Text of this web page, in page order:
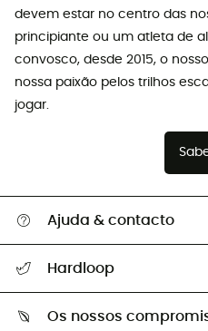
devem estar no centro das
principiante ou um atleta de
convosco, desde 2015, o
nossa paixão pelos trilhos
jogar.
Ajuda & contacto
Devoluções e reembolsos
Guia de tamanhos
Hardloop
Os nossos